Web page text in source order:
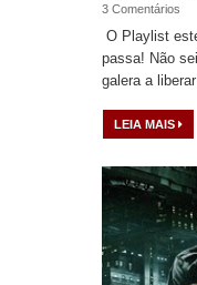
3 Comentários
O Playlist
passa! Não
galera a liberar
LEIA MAIS